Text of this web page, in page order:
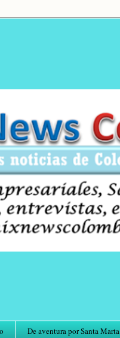
De aventura por Santa Marta